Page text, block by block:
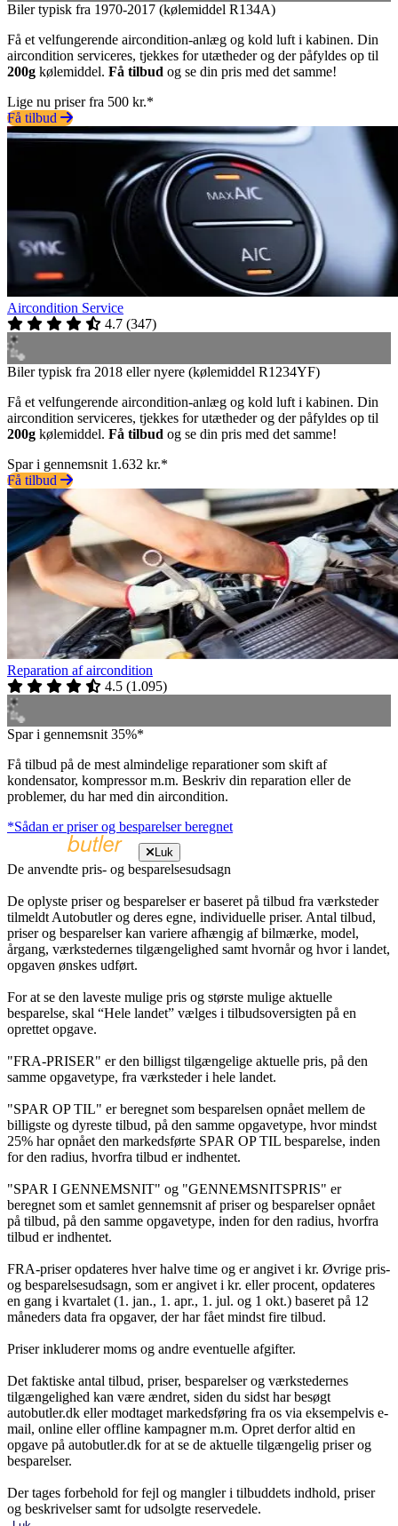
Biler typisk fra 1970-2017 (kølemiddel R134A)
Få et velfungerende aircondition-anlæg og kold luft i kabinen. Din
aircondition serviceres, tjekkes for utætheder og der påfyldes op til
200g kølemiddel. Få tilbud og se din pris med det samme!
Lige nu priser fra 500 kr.*
Få tilbud
Aircondition Service
4.7 (347)
Biler typisk fra 2018 eller nyere (kølemiddel R1234YF)
Få et velfungerende aircondition-anlæg og kold luft i kabinen. Din
aircondition serviceres, tjekkes for utætheder og der påfyldes op til
200g kølemiddel. Få tilbud og se din pris med det samme!
Spar i gennemsnit 1.632 kr.*
Få tilbud
Reparation af aircondition
4.5 (1.095)
Spar i gennemsnit 35%*
Få tilbud på de mest almindelige reparationer som skift af
kondensator, kompressor m.m. Beskriv din reparation eller de
problemer, du har med din aircondition.
*Sådan er priser og besparelser beregnet
Luk
De anvendte pris- og besparelsesudsagn
De oplyste priser og besparelser er baseret på tilbud fra værksteder
tilmeldt Autobutler og deres egne, individuelle priser. Antal tilbud,
priser og besparelser kan variere afhængig af bilmærke, model,
årgang, værkstedernes tilgængelighed samt hvornår og hvor i landet,
opgaven ønskes udført.
For at se den laveste mulige pris og største mulige aktuelle
besparelse, skal “Hele landet” vælges i tilbudsoversigten på en
oprettet opgave.
"FRA-PRISER" er den billigst tilgængelige aktuelle pris, på den
samme opgavetype, fra værksteder i hele landet.
"SPAR OP TIL" er beregnet som besparelsen opnået mellem de
billigste og dyreste tilbud, på den samme opgavetype, hvor mindst
25% har opnået den markedsførte SPAR OP TIL besparelse, inden
for den radius, hvorfra tilbud er indhentet.
"SPAR I GENNEMSNIT" og "GENNEMSNITSPRIS" er
beregnet som et samlet gennemsnit af priser og besparelser opnået
på tilbud, på den samme opgavetype, inden for den radius, hvorfra
tilbud er indhentet.
FRA-priser opdateres hver halve time og er angivet i kr. Øvrige pris-
og besparelsesudsagn, som er angivet i kr. eller procent, opdateres
en gang i kvartalet (1. jan., 1. apr., 1. jul. og 1 okt.) baseret på 12
måneders data fra opgaver, der har fået mindst fire tilbud.
Priser inkluderer moms og andre eventuelle afgifter.
Det faktiske antal tilbud, priser, besparelser og værkstedernes
tilgængelighed kan være ændret, siden du sidst har besøgt
autobutler.dk eller modtaget markedsføring fra os via eksempelvis e-
mail, online eller offline kampagner m.m. Opret derfor altid en
opgave på autobutler.dk for at se de aktuelle tilgængelig priser og
besparelser.
Der tages forbehold for fejl og mangler i tilbuddets indhold, priser
og beskrivelser samt for udsolgte reservedele.